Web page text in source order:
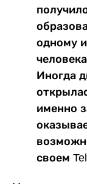
одному
Иногда
именно
своем